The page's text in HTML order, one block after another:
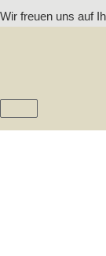
Zum
Wir freuen uns auf